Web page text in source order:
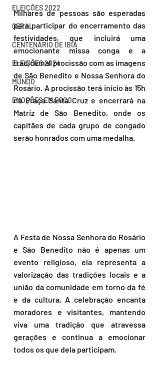
ELEIÇÕES 2022
GERAL
CENTENÁRIO DE IBIÁ
ELEIÇÕES 2024
MUNDO
EMOÇÕES EM FOCO
Milhares de pessoas são esperadas
para participar do encerramento das
festividades, que incluirá uma
emocionante missa conga e a
tradicional procissão com as imagens
de São Benedito e Nossa Senhora do
Rosário. A procissão terá início às 15h
na Praça Santa Cruz e encerrará na
Matriz de São Benedito, onde os
capitães de cada grupo de congado
serão honrados com uma medalha.
A Festa de Nossa Senhora do Rosário
e São Benedito não é apenas um
evento religioso, ela representa a
valorização das tradições locais e a
união da comunidade em torno da fé
e da cultura. A celebração encanta
moradores e visitantes, mantendo
viva uma tradição que atravessa
gerações e continua a emocionar
todos os que dela participam.